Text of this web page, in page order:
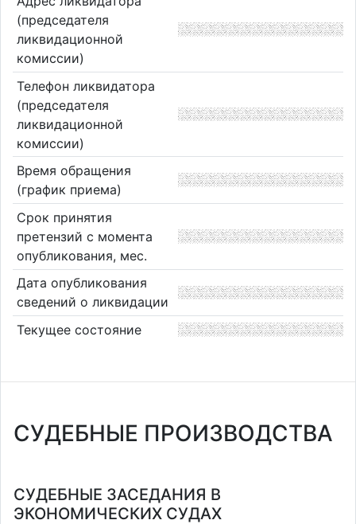
(председателя
ликвидационной
комиссии)
Телефон ликвидатора
(председателя
ликвидационной
комиссии)
Время обращения
(график приема)
Срок принятия
претензий с момента
опубликования, мес.
Дата опубликования
сведений о ликвидации
Текущее состояние
СУДЕБНЫЕ ПРОИЗВОДСТВА
СУДЕБНЫЕ ЗАСЕДАНИЯ В
ЭКОНОМИЧЕСКИХ СУДАХ